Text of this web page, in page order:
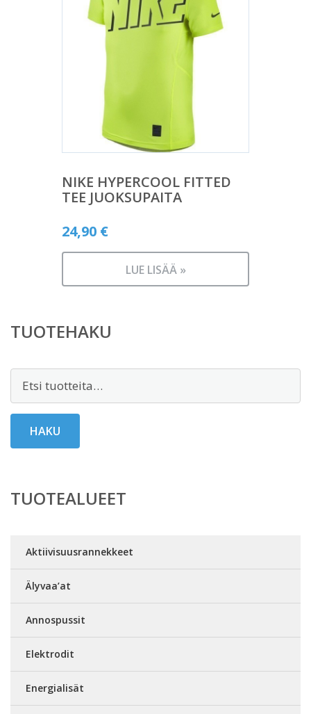
NIKE HYPERCOOL FITTED
TEE JUOKSUPAITA
24,90 €
LUE LISÄÄ »
TUOTEHAKU
Etsi:
HAKU
TUOTEALUEET
Aktiivisuusrannekkeet
Älyvaa’at
Annospussit
Elektrodit
Energialisät